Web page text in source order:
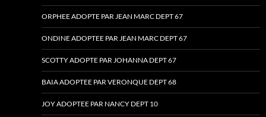
ORPHEE ADOPTE PAR JEAN MARC DEPT 67
ONDINE ADOPTEE PAR JEAN MARC DEPT 67
SCOTTY ADOPTE PAR JOHANNA DEPT 67
BAIA ADOPTEE PAR VERONQUE DEPT 68
JOY ADOPTEE PAR NANCY DEPT 10